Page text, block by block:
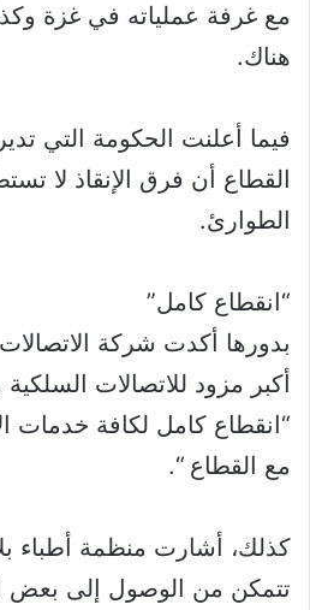
مع غرفة عملياته في غزة
هناك.
فيما أعلنت الحكومة التي
القطاع أن فرق الإنقاذ لا
الطوارئ.
“انقطاع كامل”
بدورها أكدت شركة الاتصالات
أكبر مزود للاتصالات
“انقطاع كامل لكافة خدمات
مع القطاع “.
كذلك، أشارت منظمة أطباء
تتمكن من الوصول إلى بعض